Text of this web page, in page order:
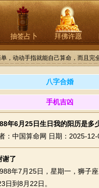
抽签占卜 拜佛许愿
，动动手指就能自己算命，而且完
八字合婚
手机吉凶
年6月25日生日我的阳历是多
：中国算命网 日期：2025-
谢了
年7月25日，星期一，狮子
到8月22日。